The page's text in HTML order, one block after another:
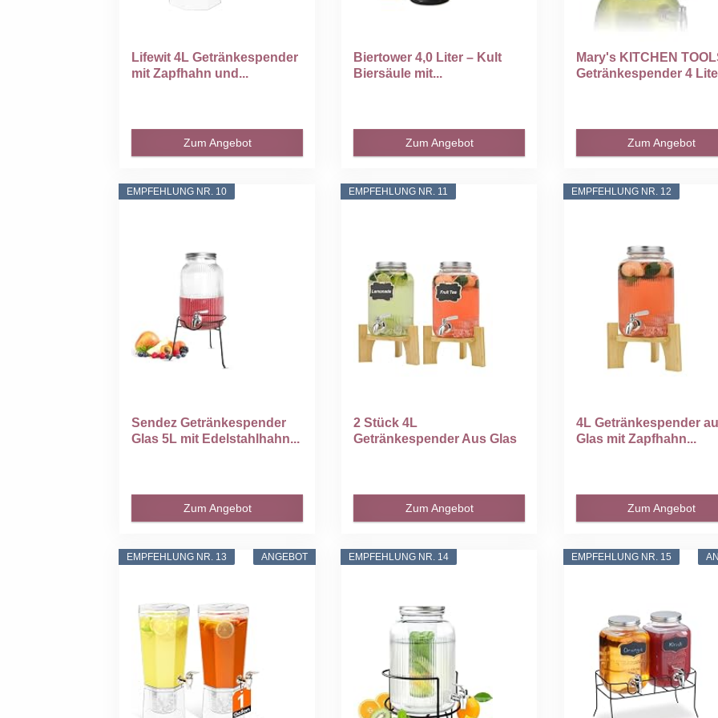
Lifewit 4L Getränkespender
mit Zapfhahn und...
Zum Angebot
Biertower 4,0 Liter – Kult
Biersäule mit...
Zum Angebot
Mary's KITCHEN
Getränkespender 4
Zum Angebot
EMPFEHLUNG NR. 10
Sendez Getränkespender
Glas 5L mit Edelstahlhahn...
Zum Angebot
EMPFEHLUNG NR. 11
2 Stück 4L
Getränkespender Aus Glas
Zum Angebot
EMPFEHLUNG NR. 12
4L Getränkespender
Glas mit Zapfhahn...
Zum Angebot
ANGEBOT
EMPFEHLUNG NR. 13 EMPFEHLUNG NR. 14 EMPFEHLUNG NR. 15